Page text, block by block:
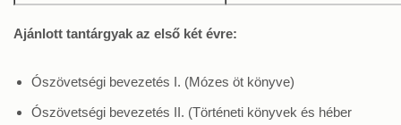
Ajánlott tantárgyak az első két évre:
Ószövetségi bevezetés I. (Mózes öt könyve)
Ószövetségi bevezetés II. (Történeti könyvek és héber